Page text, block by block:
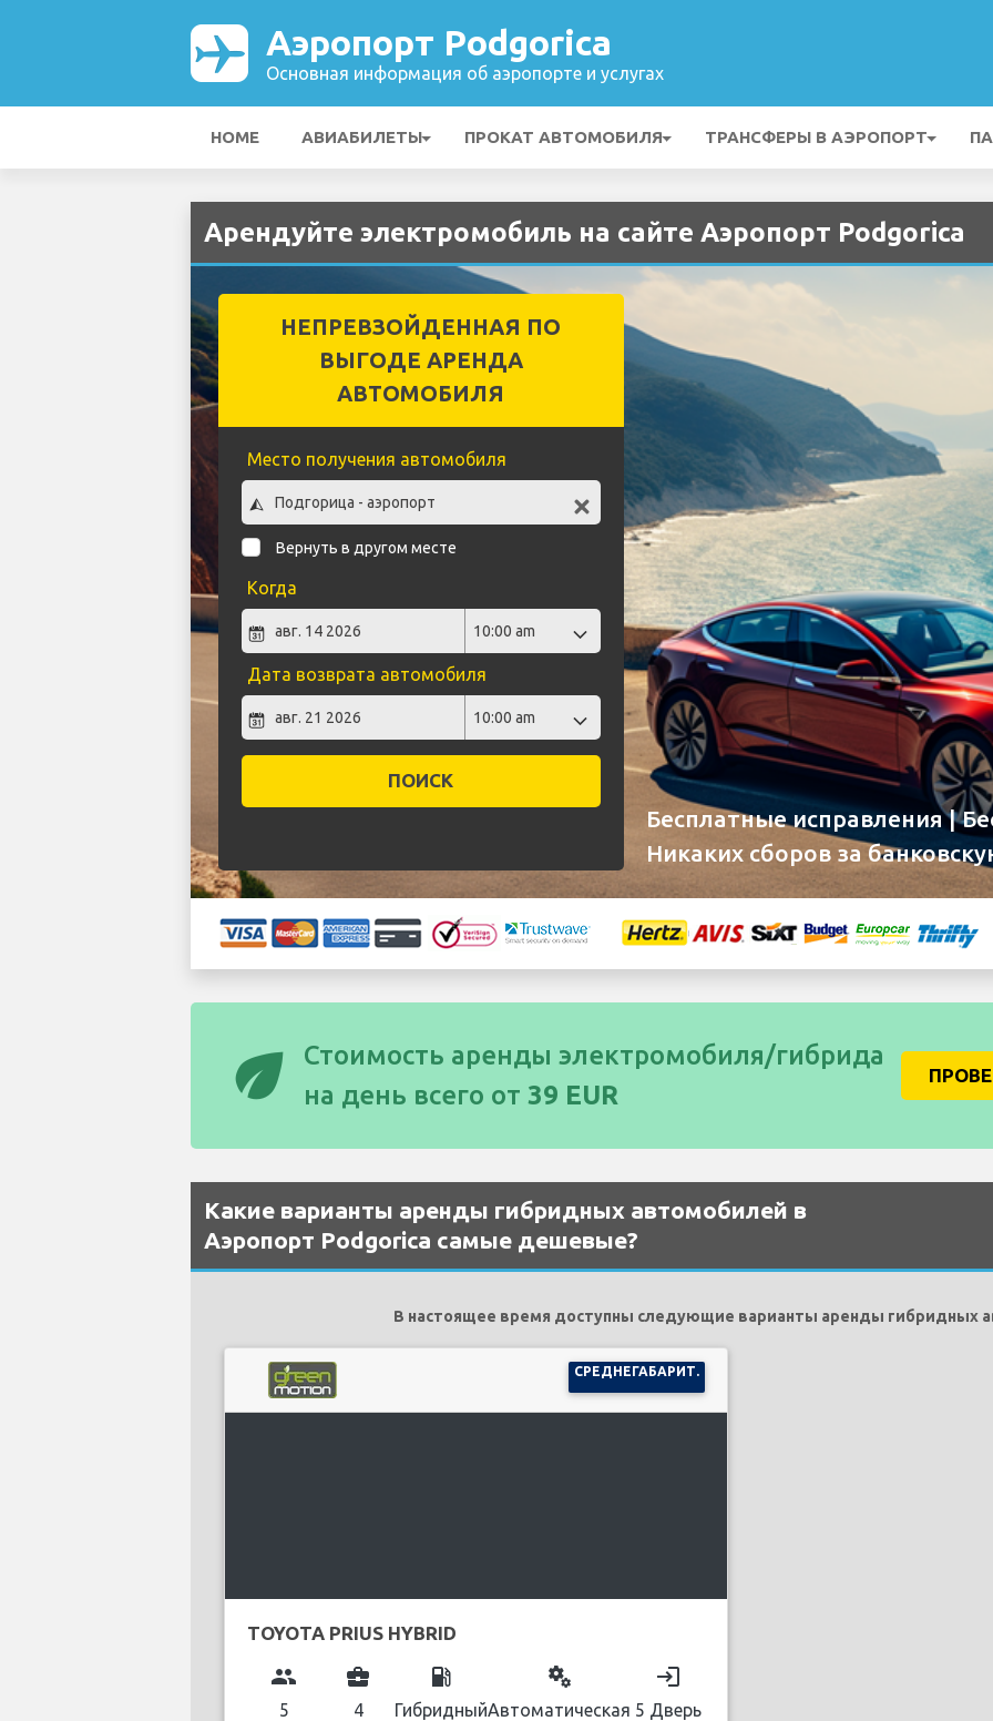
Аэропорт Podgorica
Основная информация об аэропорте и услугах
HOME АВИАБИЛЕТЫ ПРОКАТ АВТОМОБИЛЯ ТРАНСФЕРЫ В АЭРОПОРТ
Арендуйте электромобиль на сайте Аэропорт Podgorica
НЕПРЕВЗОЙДЕННАЯ ПО
ВЫГОДЕ АРЕНДА
АВТОМОБИЛЯ
Место получения автомобиля
Вернуть в другом месте
Когда
Дата возврата автомобиля
ПОИСК
Бесплатные исправления |
Никаких сборов за
eco
Стоимость аренды электромобиля/гибрида
на день всего от 39 EUR
Какие варианты аренды гибридных автомобилей в
Аэропорт Podgorica самые дешевые?
В настоящее время доступны следующие варианты аренды гибридных
СРЕДНЕГАБАРИТ.
TOYOTA PRIUS HYBRID
group
5
business_center
4
local_gas_station
Гибридный
miscellaneous_services
Автоматическая
login
5 Дверь